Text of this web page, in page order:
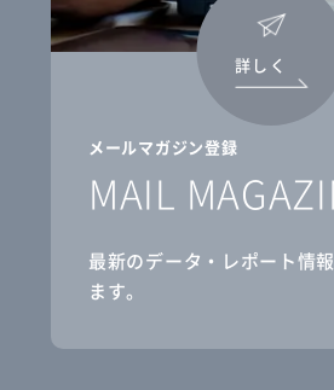
メールマガジン登録
MAIL
最新のデータ・レポート情
ます。
詳しく